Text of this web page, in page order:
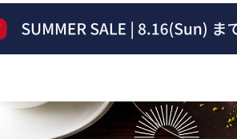
すべての記事
ーデ紹介
HOTなコーデ TOP20
よくあ
会社概要